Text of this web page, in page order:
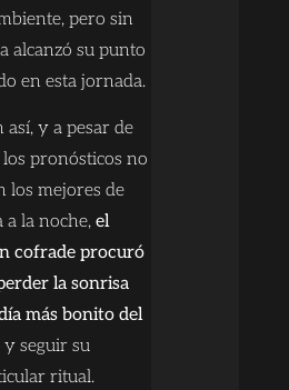
pero sin
alcanzó su punto
en esta jornada.
así, y a pesar de
los pronósticos no
los mejores de
a la noche, el
cofrade procuró
la sonrisa
más bonito del
y seguir su
ritual.